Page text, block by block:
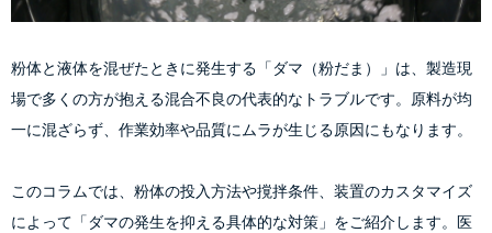
粉体と液体を混ぜたときに発生する「ダマ（粉だま）」は、製造現
場で多くの方が抱える混合不良の代表的なトラブルです。原料が均
一に混ざらず、作業効率や品質にムラが生じる原因にもなります。
このコラムでは、粉体の投入方法や撹拌条件、装置のカスタマイズ
によって「ダマの発生を抑える具体的な対策」をご紹介します。医